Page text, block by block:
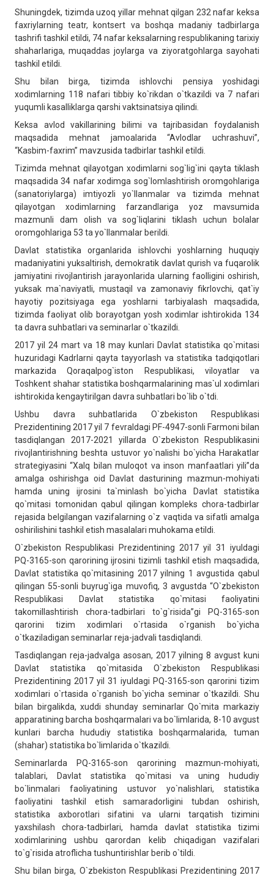
Shuningdek, tizimda uzoq yillar mehnat qilgan 232 nafar keksa
faxriylarning teatr, kontsert va boshqa madaniy tadbirlarga
tashrifi tashkil etildi, 74 nafar keksalarning respublikaning tarixiy
shaharlariga, muqaddas joylarga va ziyoratgohlarga sayohati
tashkil etildi.
Shu bilan birga, tizimda ishlovchi pensiya yoshidagi
xodimlarning 118 nafari tibbiy ko`rikdan o`tkazildi va 7 nafari
yuqumli kasalliklarga qarshi vaktsinatsiya qilindi.
Keksa avlod vakillarining bilimi va tajribasidan foydalanish
maqsadida mehnat jamoalarida “Avlodlar uchrashuvi”,
“Kasbim-faxrim” mavzusida tadbirlar tashkil etildi.
Tizimda mehnat qilayotgan xodimlarni sog`lig`ini qayta tiklash
maqsadida 34 nafar xodimga sog`lomlashtirish oromgohlariga
(sanatoriylarga) imtiyozli yo`llanmalar va tizimda mehnat
qilayotgan xodimlarning farzandlariga yoz mavsumida
mazmunli dam olish va sog`liqlarini tiklash uchun bolalar
oromgohlariga 53 ta yo`llanmalar berildi.
Davlat statistika organlarida ishlovchi yoshlarning huquqiy
madaniyatini yuksaltirish, demokratik davlat qurish va fuqarolik
jamiyatini rivojlantirish jarayonlarida ularning faolligini oshirish,
yuksak ma`naviyatli, mustaqil va zamonaviy fikrlovchi, qat`iy
hayotiy pozitsiyaga ega yoshlarni tarbiyalash maqsadida,
tizimda faoliyat olib borayotgan yosh xodimlar ishtirokida 134
ta davra suhbatlari va seminarlar o`tkazildi.
2017 yil 24 mart va 18 may kunlari Davlat statistika qo`mitasi
huzuridagi Kadrlarni qayta tayyorlash va statistika tadqiqotlari
markazida Qoraqalpog`iston Respublikasi, viloyatlar va
Toshkent shahar statistika boshqarmalarining mas`ul xodimlari
ishtirokida kengaytirilgan davra suhbatlari bo`lib o`tdi.
Ushbu davra suhbatlarida O`zbekiston Respublikasi
Prezidentining 2017 yil 7 fevraldagi PF-4947-sonli Farmoni bilan
tasdiqlangan 2017-2021 yillarda O`zbekiston Respublikasini
rivojlantirishning beshta ustuvor yo`nalishi bo`yicha Harakatlar
strategiyasini “Xalq bilan muloqot va inson manfaatlari yili”da
amalga oshirishga oid Davlat dasturining mazmun-mohiyati
hamda uning ijrosini ta`minlash bo`yicha Davlat statistika
qo`mitasi tomonidan qabul qilingan kompleks chora-tadbirlar
rejasida belgilangan vazifalarning o`z vaqtida va sifatli amalga
oshirilishini tashkil etish masalalari muhokama etildi.
O`zbekiston Respublikasi Prezidentining 2017 yil 31 iyuldagi
PQ-3165-son qarorining ijrosini tizimli tashkil etish maqsadida,
Davlat statistika qo`mitasining 2017 yilning 1 avgustida qabul
qilingan 55-sonli buyrug`iga muvofiq, 3 avgustda “O`zbekiston
Respublikasi Davlat statistika qo`mitasi faoliyatini
takomillashtirish chora-tadbirlari to`g`risida”gi PQ-3165-son
qarorini tizim xodimlari o`rtasida o`rganish bo`yicha
o`tkaziladigan seminarlar reja-jadvali tasdiqlandi.
Tasdiqlangan reja-jadvalga asosan, 2017 yilning 8 avgust kuni
Davlat statistika qo`mitasida O`zbekiston Respublikasi
Prezidentining 2017 yil 31 iyuldagi PQ-3165-son qarorini tizim
xodimlari o`rtasida o`rganish bo`yicha seminar o`tkazildi. Shu
bilan birgalikda, xuddi shunday seminarlar Qo`mita markaziy
apparatining barcha boshqarmalari va bo`limlarida, 8-10 avgust
kunlari barcha hududiy statistika boshqarmalarida, tuman
(shahar) statistika bo`limlarida o`tkazildi.
Seminarlarda PQ-3165-son qarorining mazmun-mohiyati,
talablari, Davlat statistika qo`mitasi va uning hududiy
bo`linmalari faoliyatining ustuvor yo`nalishlari, statistika
faoliyatini tashkil etish samaradorligini tubdan oshirish,
statistika axborotlari sifatini va ularni tarqatish tizimini
yaxshilash chora-tadbirlari, hamda davlat statistika tizimi
xodimlarining ushbu qarordan kelib chiqadigan vazifalari
to`g`risida atroflicha tushuntirishlar berib o`tildi.
Shu bilan birga, O`zbekiston Respublikasi Prezidentining 2017